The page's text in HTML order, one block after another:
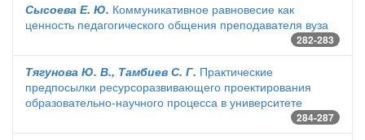
Сысоева Е. Ю. Коммуникативное равновесие как
ценность педагогического общения преподавателя вуза
282-283
Тягунова Ю. В., Тамбиев С. Г. Практические
предпосылки ресурсоразвивающего проектирования
образовательно-научного процесса в университете
284-287